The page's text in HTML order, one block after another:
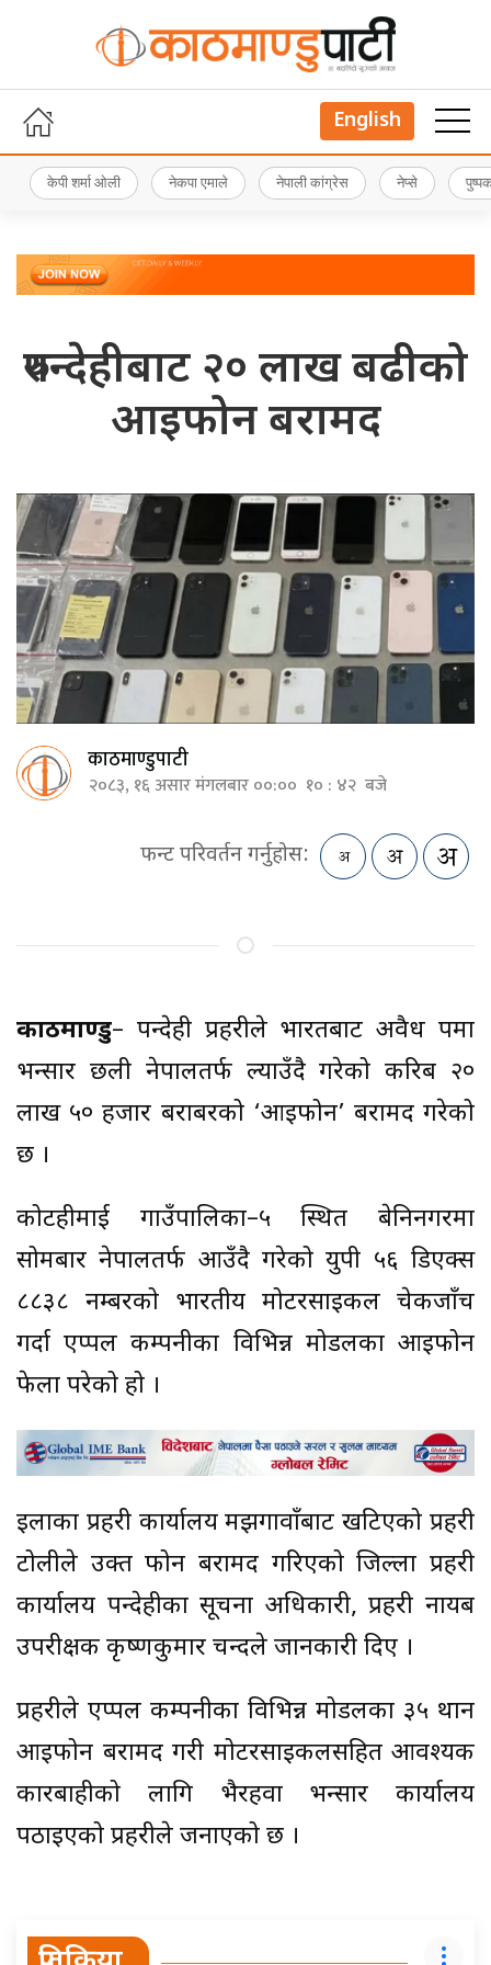
English
केपी शर्मा ओली नेकपा एमाले नेपाली कांग्रेस नेप्से
रुपन्देहीबाट २० लाख बढीको
आइफोन बरामद
काठमाण्डुपाटी
२०८३, १६ असार मंगलबार ००:०० १० : ४२ बजे
फन्ट परिवर्तन गर्नुहोस:
काठमाण्डु– रुपन्देही प्रहरीले भारतबाट अवैध रुपमा
भन्सार छली नेपालतर्फ ल्याउँदै गरेको करिब २०
लाख ५० हजार बराबरको ‘आइफोन’ बरामद गरेको
छ ।
कोटहीमाई गाउँपालिका–५ स्थित बेनिनगरमा
सोमबार नेपालतर्फ आउँदै गरेको युपी ५६ डिएक्स
८८३८ नम्बरको भारतीय मोटरसाइकल चेकजाँच
गर्दा एप्पल कम्पनीका विभिन्न मोडलका आइफोन
फेला परेको हो ।
इलाका प्रहरी कार्यालय मझगावाँबाट खटिएको प्रहरी
टोलीले उक्त फोन बरामद गरिएको जिल्ला प्रहरी
कार्यालय रुपन्देहीका सूचना अधिकारी, प्रहरी नायब
उपरीक्षक कृष्णकुमार चन्दले जानकारी दिए ।
प्रहरीले एप्पल कम्पनीका विभिन्न मोडलका ३५ थान
आइफोन बरामद गरी मोटरसाइकलसहित आवश्यक
कारबाहीको लागि भैरहवा भन्सार कार्यालय
पठाइएको प्रहरीले जनाएको छ ।